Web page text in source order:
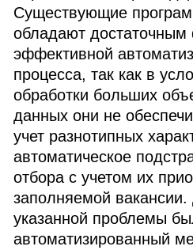
Существующие
обладают
эффективной
процесса, так как в
обработки больших
данных они не
учет разнотипных
автоматическое
отбора с учетом их
заполняемой
указанной проблемы
автоматизированный